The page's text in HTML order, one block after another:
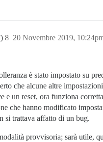
20 Novembre 2019,
8
è stato impostato su
che alcune altre
e un reset, ora funziona
che hanno modificato
si trattava affatto di un bug.
provvisoria; sarà utile,